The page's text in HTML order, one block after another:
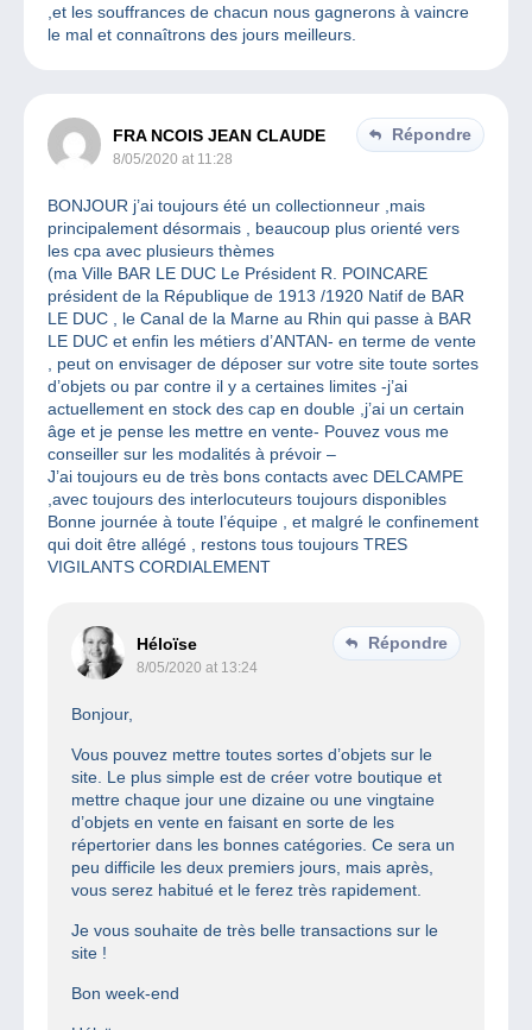
,et les souffrances de chacun nous gagnerons à vaincre
le mal et connaîtrons des jours meilleurs.
FRA NCOIS JEAN CLAUDE
8/05/2020 at 11:28
Répondre
BONJOUR j’ai toujours été un collectionneur ,mais
principalement désormais , beaucoup plus orienté vers
les cpa avec plusieurs thèmes
(ma Ville BAR LE DUC Le Président R. POINCARE
président de la République de 1913 /1920 Natif de BAR
LE DUC , le Canal de la Marne au Rhin qui passe à BAR
LE DUC et enfin les métiers d’ANTAN- en terme de vente
, peut on envisager de déposer sur votre site toute sortes
d’objets ou par contre il y a certaines limites -j’ai
actuellement en stock des cap en double ,j’ai un certain
âge et je pense les mettre en vente- Pouvez vous me
conseiller sur les modalités à prévoir –
J’ai toujours eu de très bons contacts avec DELCAMPE
,avec toujours des interlocuteurs toujours disponibles
Bonne journée à toute l’équipe , et malgré le confinement
qui doit être allégé , restons tous toujours TRES
VIGILANTS CORDIALEMENT
Héloïse
8/05/2020 at 13:24
Répondre
Bonjour,
Vous pouvez mettre toutes sortes d’objets sur le
site. Le plus simple est de créer votre boutique et
mettre chaque jour une dizaine ou une vingtaine
d’objets en vente en faisant en sorte de les
répertorier dans les bonnes catégories. Ce sera un
peu difficile les deux premiers jours, mais après,
vous serez habitué et le ferez très rapidement.
Je vous souhaite de très belle transactions sur le
site !
Bon week-end